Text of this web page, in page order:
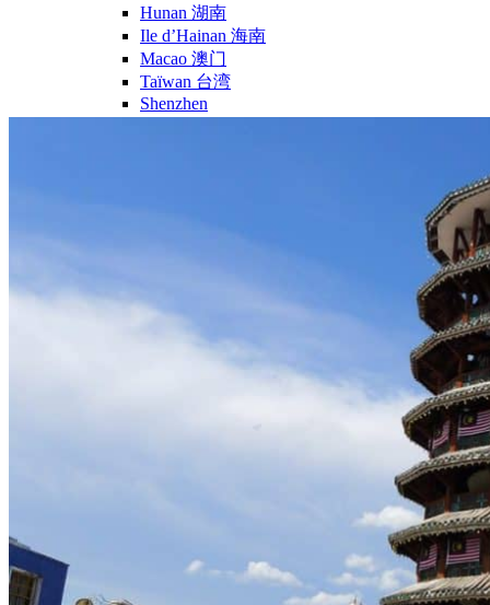
Hunan 湖南
Ile d’Hainan 海南
Macao 澳门
Taïwan 台湾
Shenzhen
Sud Ouest
Circuits
Organisation
Circuits sur mesure
Automne